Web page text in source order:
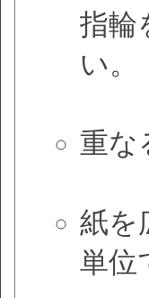
指輪
い。
重な
紙を
単位